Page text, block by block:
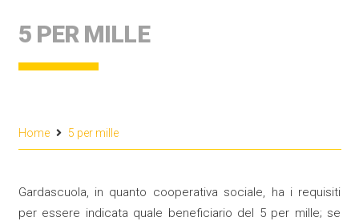
5 PER MILLE
Home 5 per mille
Gardascuola, in quanto cooperativa sociale, ha i requisiti
per essere indicata quale beneficiario del 5 per mille; se